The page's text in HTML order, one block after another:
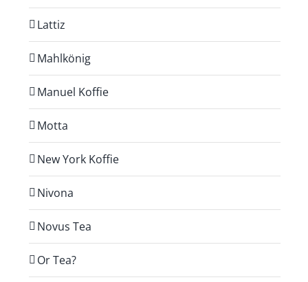
Lattiz
Mahlkönig
Manuel Koffie
Motta
New York Koffie
Nivona
Novus Tea
Or Tea?